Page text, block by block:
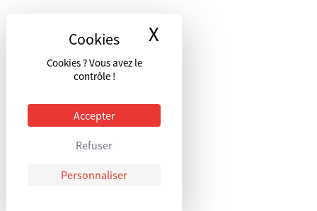
Cookies ? Vous avez le
contrôle !
Accepter
Refuser
Personnaliser
X